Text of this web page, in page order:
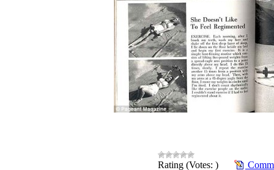
Rating (Votes: )